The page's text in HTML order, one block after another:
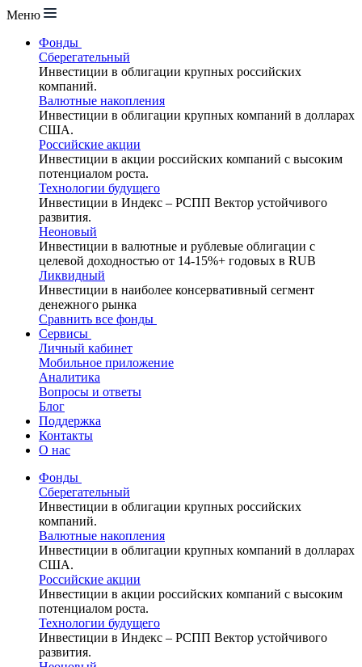
Меню
Фонды
Сберегательный
Инвестиции в облигации крупных российских
компаний.
Валютные накопления
Инвестиции в облигации крупных компаний в долларах
США.
Российские акции
Инвестиции в акции российских компаний с высоким
потенциалом роста.
Технологии будущего
Инвестиции в Индекс – РСПП Вектор устойчивого
развития.
Неоновый
Инвестиции в валютные и рублевые облигации с
целевой доходностью от 14-15%+ годовых в RUB
Ликвидный
Инвестиции в наиболее консервативный сегмент
денежного рынка
Сравнить все фонды
Сервисы
Личный кабинет
Мобильное приложение
Аналитика
Вопросы и ответы
Блог
Поддержка
Контакты
О нас
Фонды
Сберегательный
Инвестиции в облигации крупных российских
компаний.
Валютные накопления
Инвестиции в облигации крупных компаний в долларах
США.
Российские акции
Инвестиции в акции российских компаний с высоким
потенциалом роста.
Технологии будущего
Инвестиции в Индекс – РСПП Вектор устойчивого
развития.